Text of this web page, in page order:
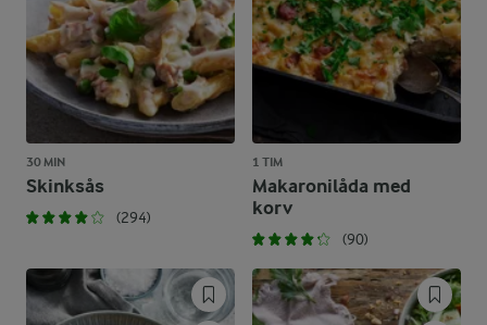
30 MIN
Skinksås
(294)
1 TIM
Makaronilåda med
korv
(90)